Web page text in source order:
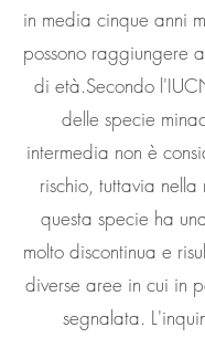
in media cinque anni
possono raggiungere
di età.Secondo
delle specie
intermedia non è
rischio, tuttavia nella
questa specie ha
molto discontinua e
diverse aree in cui in
segnalata.